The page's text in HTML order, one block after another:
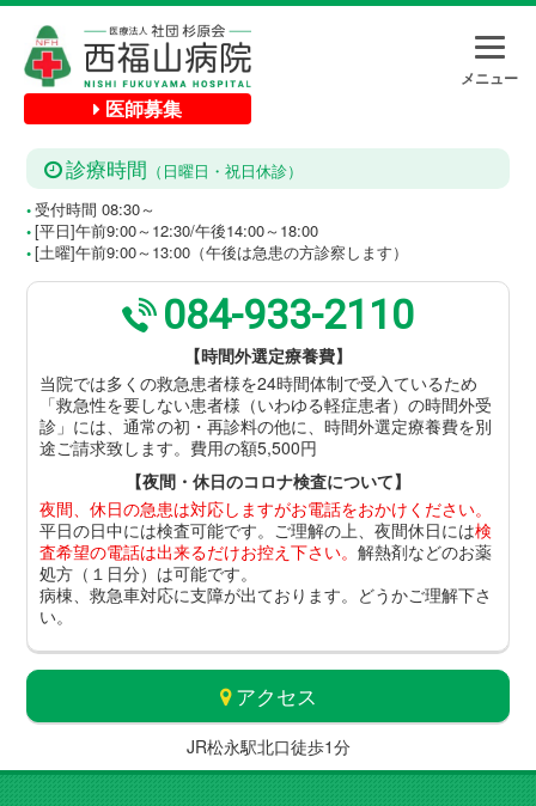
医師募集
診療時間 （日曜日・祝日休診）
● 受付時間 08:30～
● [平日]午前9:00～12:30/午後14:00～18:00
● [土曜]午前9:00～13:00（午後は急患の方診察します）
084-933-2110
【時間外選定療養費】
当院では多くの救急患者様を24時間体制で受入ているため
「救急性を要しない患者様（いわゆる軽症患者）の時間外受
診」には、通常の初・再診料の他に、時間外選定療養費を別
途ご請求致します。費用の額5,500円
【夜間・休日のコロナ検査について】
夜間、休日の急患は対応しますがお電話をおかけください。
平日の日中には検査可能です。ご理解の上、夜間休日には検
査希望の電話は出来るだけお控え下さい。解熱剤などのお薬
処方（１日分）は可能です。
病棟、救急車対応に支障が出ております。どうかご理解下さ
い。
アクセス
JR松永駅北口徒歩1分
メニュー